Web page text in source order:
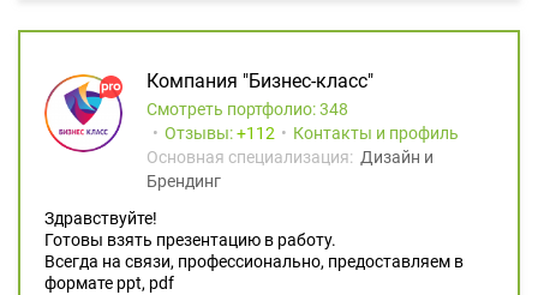
Компания "Бизнес-класс"
Смотреть портфолио: 348
Отзывы:
112
Контакты и профиль
Основная специализация: Дизайн и
Брендинг
Здравствуйте!
Готовы взять презентацию в работу.
Всегда на связи, профессионально, предоставляем в
формате ppt, pdf